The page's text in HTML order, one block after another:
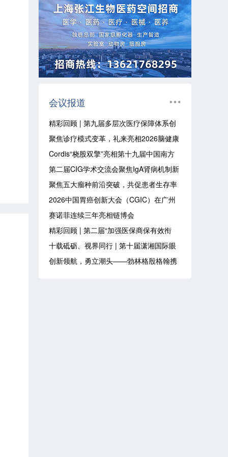
会议报道
精彩回顾 | 第九届多层次医疗保障体系创
新大会圆满落幕
聚焦诊疗模式变革，礼来亮相2026脑健康
大会，探索阿尔茨海默病管理新路径
Cordis“桡股双擎”亮相第十九届中国南方
血管大会
第二届CIG学术交流会聚焦IgA肾病机制新
突破 耐赋康®夯实首选对因治疗核心地位
聚焦五大瘤种前沿突破，共促患者生存率
提升——辉瑞肿瘤学术季举办“多瘤种前沿
进展交流会”
2026中国胃癌创新大会（CGIC）在广州
隆重开幕
赛诺菲连续三年亮相链博会
精彩回顾 | 第二届“加强医保商保有效衔
接，支持创新药械发展”会议成功举办
十载砥砺、视界同行 | 第十届潇湘国际眼
科高峰论坛在长沙盛大召开
创新领航，勇立潮头——勃林格殷格翰携